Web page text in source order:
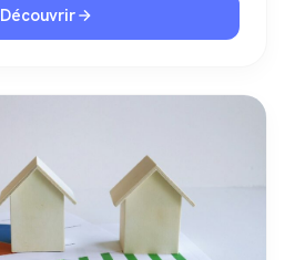
Découvrir